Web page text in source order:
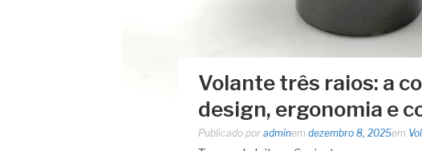
Volante três raios: a
design, ergonomia e
Publicado por adminem dezembro 8, 2025em